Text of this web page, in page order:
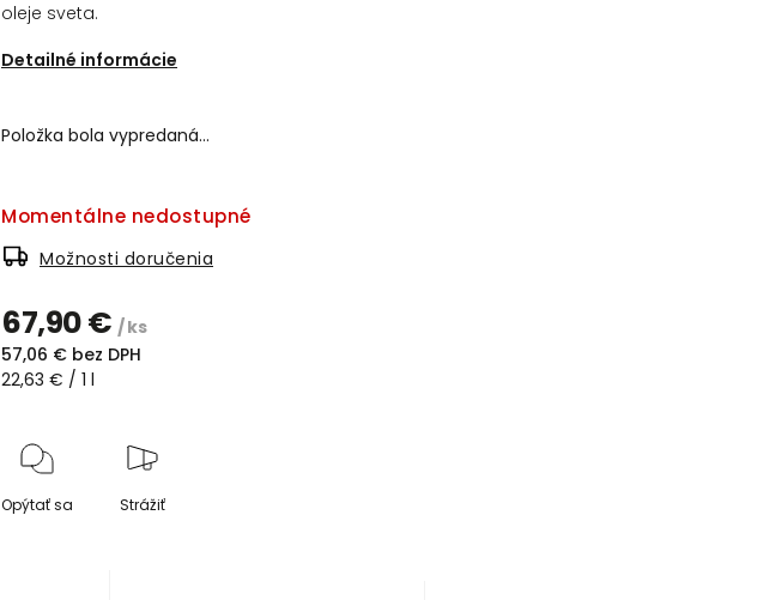
oleje sveta.
Detailné informácie
Položka bola vypredaná…
67,90 €/ ks
57,06 € bez DPH
22,63 € / 1 l
Momentálne nedostupné
Možnosti doručenia
Opýtať sa Strážiť